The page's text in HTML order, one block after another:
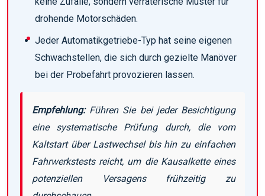
drohende Motorschäden.
Jeder Automatikgetriebe-Typ hat seine eigenen
Schwachstellen, die sich durch gezielte Manöver
bei der Probefahrt provozieren lassen.
Empfehlung:Führen Sie bei jeder Besichtigung
eine systematische Prüfung durch, die vom
Kaltstart über Lastwechsel bis hin zu einfachen
Fahrwerkstests reicht, um die Kausalkette eines
potenziellen Versagens frühzeitig zu